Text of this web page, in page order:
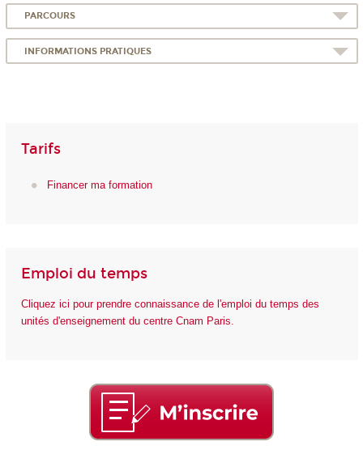
PARCOURS
INFORMATIONS PRATIQUES
Tarifs
Financer ma formation
Emploi du temps
Cliquez ici pour prendre connaissance de l'emploi du temps des
unités d'enseignement du centre Cnam Paris.